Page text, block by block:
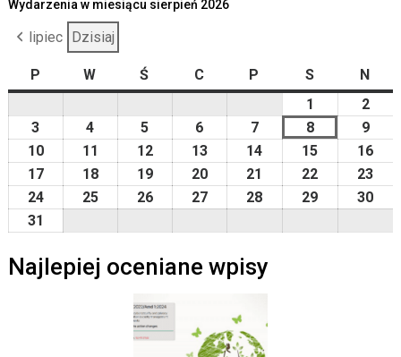
Wydarzenia w miesiącu sierpień 2026
lipiec Dzisiaj
P poniedziałek
W wtorekŚ Cczwartek
P Ssobota N
1
08-
01
2
08-
02
3
08-
03
4
08-
04
5
08-
05
6
08-
06
72026-
08-
07
82026-
08-
08
9
08-
09
102026-
08-
10
11
08-
11
122026-
08-
12
132026-
08-
13
14 15 16
172026-
08-
182026-
08-
192026-
08-
202026-
08-
21 22 23
242026-
252026-
262026-
272026-
28 29 30
31
31
Najlepiej oceniane wpisy